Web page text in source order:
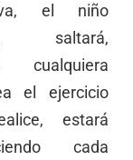
el niño
saltará,
cualquiera
el ejercicio
estará
cada